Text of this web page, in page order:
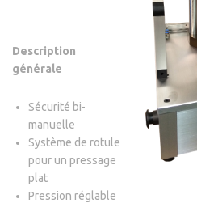
Description
générale
Sécurité bi-
manuelle
Système de rotule
pour un pressage
plat
Pression réglable